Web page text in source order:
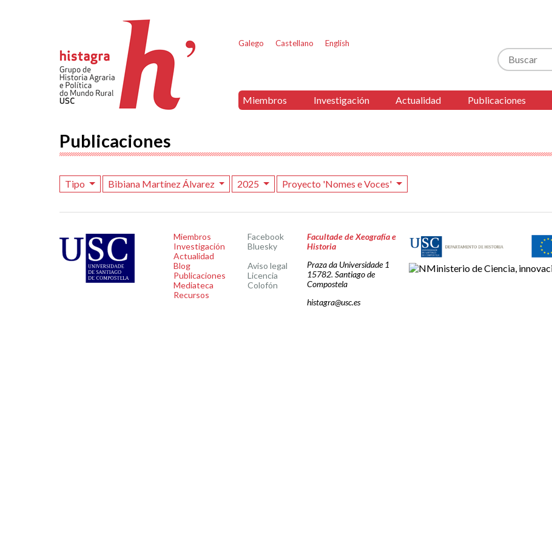
Galego Castellano English
Buscar
Miembros Investigación Actualidad Publicaciones
Publicaciones
Tipo Bibiana Martínez Álvarez 2025 Proyecto 'Nomes e Voces'
Miembros
Investigación
Actualidad
Blog
Publicaciones
Mediateca
Recursos
Facebook
Bluesky
Aviso legal
Licencia
Colofón
Facultade de Xeografía e
Historia
Praza da Universidade 1
15782. Santiago de
Compostela
histagra@usc.es